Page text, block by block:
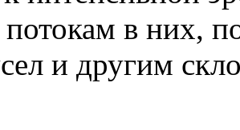
в них,
и другим